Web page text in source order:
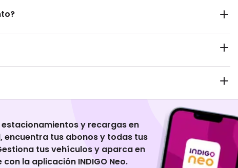
estacionamientos y recargas en
encuentra tus abonos y todas tus
tus vehículos y aparca en
con la aplicación INDIGO Neo.